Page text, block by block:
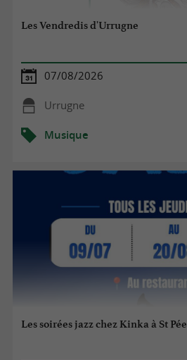
Les Vendredis d'Urrugne
07/08/2026
Urrugne
Musique
Les soirées jazz chez Kinka à St Pée